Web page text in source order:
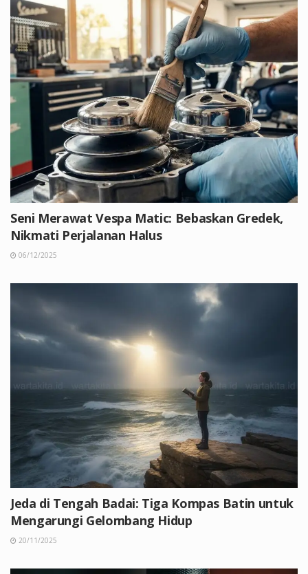
Seni Merawat Vespa Matic: Bebaskan Gredek,
Nikmati Perjalanan Halus
06/12/2025
Jeda di Tengah Badai: Tiga Kompas Batin untuk
Mengarungi Gelombang Hidup
20/11/2025